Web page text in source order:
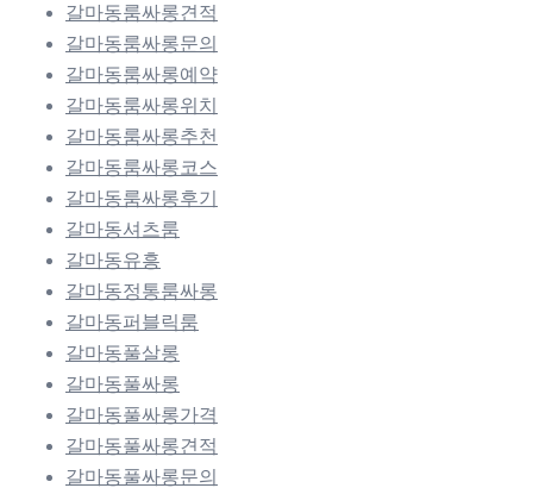
갈마동룸싸롱견적
갈마동룸싸롱문의
갈마동룸싸롱예약
갈마동룸싸롱위치
갈마동룸싸롱추천
갈마동룸싸롱코스
갈마동룸싸롱후기
갈마동셔츠룸
갈마동유흥
갈마동정통룸싸롱
갈마동퍼블릭룸
갈마동풀살롱
갈마동풀싸롱
갈마동풀싸롱가격
갈마동풀싸롱견적
갈마동풀싸롱문의